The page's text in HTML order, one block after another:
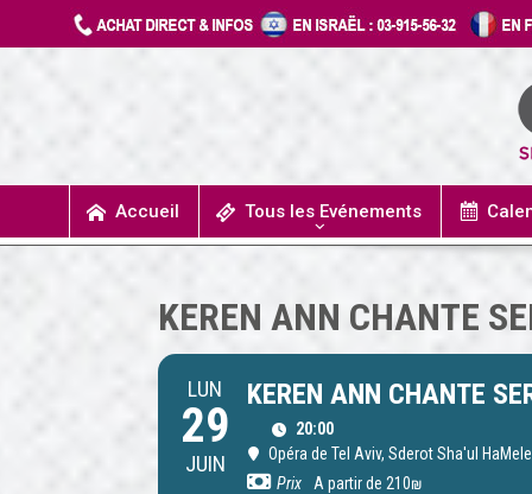
Accueil Tous les Evénements
KEREN ANN CHANTE
LUN
29
JUIN
KEREN ANN CHANTE
20:00
Opéra de Tel Aviv, Sderot Sha'ul
Prix
A partir de 210₪